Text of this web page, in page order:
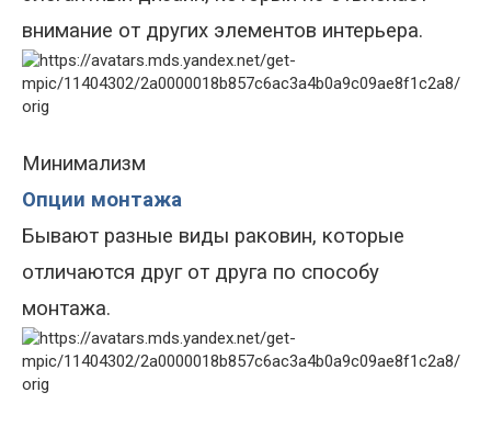
внимание от других элементов интерьера.
Минимализм
Опции монтажа
Бывают разные виды раковин, которые
отличаются друг от друга по способу
монтажа.